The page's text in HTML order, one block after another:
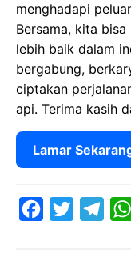
menghadapi
Bersama, kita
lebih baik dalam
bergabung,
ciptakan
api. Terima kasih
Lamar